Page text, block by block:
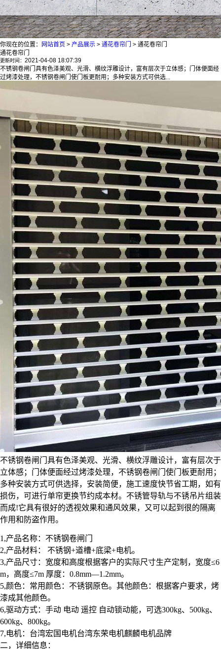
你现在的位置： 网站首页 > 产品展示 > 通花卷帘门 > 通花卷帘门
通花卷帘门
更新时间： 2021-04-08 18:07:39
不锈钢卷闸门具有色泽美观、光滑、横纹浮雕设计，富有层次于立体感；门体便面经
过烤漆处理，不锈钢卷闸门使门板更耐用；多种安装方式可供选...
不锈钢卷闸门具有色泽美观、光滑、横纹浮雕设计，富有层次于
立体感；门体便面经过烤漆处理，不锈钢卷闸门使门板更耐用；
多种安装方式可供选择，安装简便，施工速度快节省工期，如有
损伤，可进行单帘更换节约成本材。不锈管导轨与不锈吊片组装
而成!它具有很好的透视效果和通风效果，又可以起到很的隔离
作用和防盗作用。
1,产品名称：不锈钢卷闸门
2,产品材料： 不锈钢+道槽+底梁+电机。
3,产品尺寸：宽度和高度根据客户的实际尺寸生产定制，宽度≤6
m，高度≤7m 厚度：0.8mm—1.2mm。
5,颜色：常用颜色：不锈钢原色。其他颜色：根据客户要求，烤
漆成其他颜色。
6,驱动方式：手动 电动 遥控 自动锁动能，可选300kg、500kg、
600kg、800kg。
7,电机：台湾宏国电机台湾东荣电机麒麟电机品牌
二，详细信息：